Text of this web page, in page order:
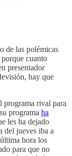
de las polémicas
cuanto
presentador
hay que
programa rival para
programa ha
les ha dejado
del jueves iba a
hora los
para que no